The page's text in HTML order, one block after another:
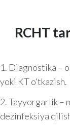
RCHT
1. Diagnostika –
yoki KT o‘tkazish.
2. Tayyorgarlik –
dezinfeksiya